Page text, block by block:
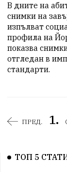
В дните на
снимки на
изпълват
профила на
показва
отгледан в
стандарти.
ПРЕД. 1.
ТОП 5